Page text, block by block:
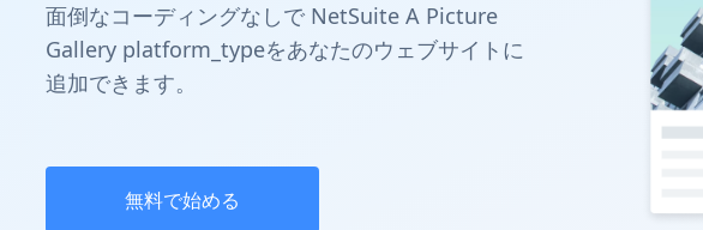
面倒なコーディングなしで NetSuite A Picture
Gallery platform_typeをあなたのウェブサイトに
追加できます。
無料で始める